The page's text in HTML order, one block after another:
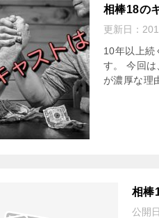
相棒18の
更新日：
10年以上続
す。 今回
が濃厚な理
相棒
公開